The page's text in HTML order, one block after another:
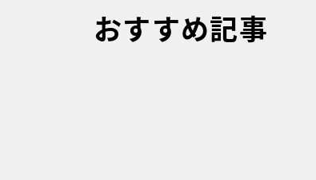
おすすめ記事